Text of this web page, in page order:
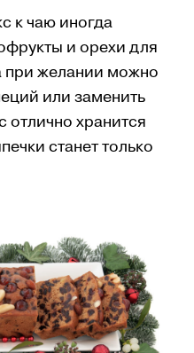
к чаю иногда
и орехи для
при желании можно
или заменить
отлично хранится
станет только